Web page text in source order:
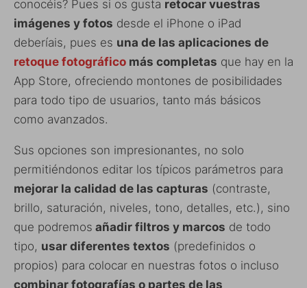
conocéis? Pues si os gusta retocar vuestras
imágenes y fotos desde el iPhone o iPad
deberíais, pues es una de las aplicaciones de
retoque fotográfico más completas que hay en la
App Store, ofreciendo montones de posibilidades
para todo tipo de usuarios, tanto más básicos
como avanzados.
Sus opciones son impresionantes, no solo
permitiéndonos editar los típicos parámetros para
mejorar la calidad de las capturas (contraste,
brillo, saturación, niveles, tono, detalles, etc.), sino
que podremos añadir filtros y marcos de todo
tipo, usar diferentes textos (predefinidos o
propios) para colocar en nuestras fotos o incluso
combinar fotografías o partes de las